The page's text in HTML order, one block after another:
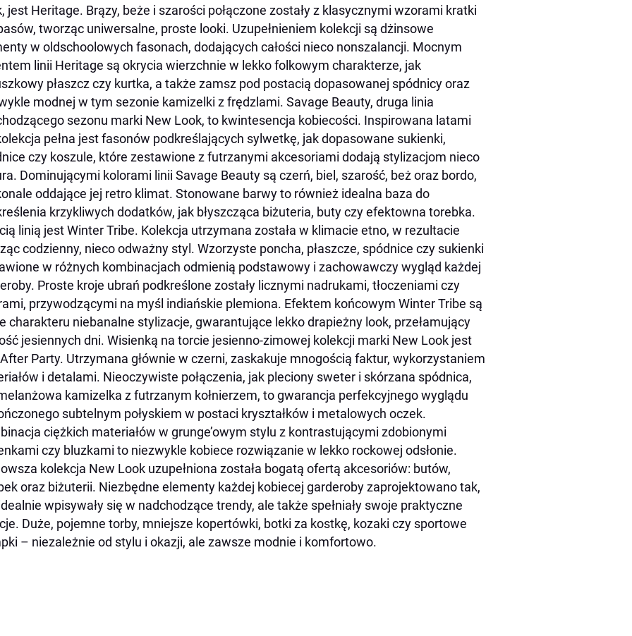
jest Heritage. Brązy, beże i szarości połączone zostały z klasycznymi wzorami kratki
tworząc uniwersalne, proste looki. Uzupełnieniem kolekcji są dżinsowe
w oldschoolowych fasonach, dodających całości nieco nonszalancji. Mocnym
linii Heritage są okrycia wierzchnie w lekko folkowym charakterze, jak
płaszcz czy kurtka, a także zamsz pod postacią dopasowanej spódnicy oraz
modnej w tym sezonie kamizelki z frędzlami. Savage Beauty, druga linia
sezonu marki New Look, to kwintesencja kobiecości. Inspirowana latami
pełna jest fasonów podkreślających sylwetkę, jak dopasowane sukienki,
czy koszule, które zestawione z futrzanymi akcesoriami dodają stylizacjom nieco
Dominującymi kolorami linii Savage Beauty są czerń, biel, szarość, beż oraz bordo,
oddające jej retro klimat. Stonowane barwy to również idealna baza do
krzykliwych dodatków, jak błyszcząca biżuteria, buty czy efektowna torebka.
linią jest Winter Tribe. Kolekcja utrzymana została w klimacie etno, w rezultacie
codzienny, nieco odważny styl. Wzorzyste poncha, płaszcze, spódnice czy sukienki
w różnych kombinacjach odmienią podstawowy i zachowawczy wygląd każdej
Proste kroje ubrań podkreślone zostały licznymi nadrukami, tłoczeniami czy
przywodzącymi na myśl indiańskie plemiona. Efektem końcowym Winter Tribe są
charakteru niebanalne stylizacje, gwarantujące lekko drapieżny look, przełamujący
jesiennych dni. Wisienką na torcie jesienno-zimowej kolekcji marki New Look jest
Party. Utrzymana głównie w czerni, zaskakuje mnogością faktur, wykorzystaniem
i detalami. Nieoczywiste połączenia, jak pleciony sweter i skórzana spódnica,
kamizelka z futrzanym kołnierzem, to gwarancja perfekcyjnego wyglądu
subtelnym połyskiem w postaci kryształków i metalowych oczek.
ciężkich materiałów w grunge’owym stylu z kontrastującymi zdobionymi
czy bluzkami to niezwykle kobiece rozwiązanie w lekko rockowej odsłonie.
kolekcja New Look uzupełniona została bogatą ofertą akcesoriów: butów,
oraz biżuterii. Niezbędne elementy każdej kobiecej garderoby zaprojektowano tak,
wpisywały się w nadchodzące trendy, ale także spełniały swoje praktyczne
Duże, pojemne torby, mniejsze kopertówki, botki za kostkę, kozaki czy sportowe
– niezależnie od stylu i okazji, ale zawsze modnie i komfortowo.